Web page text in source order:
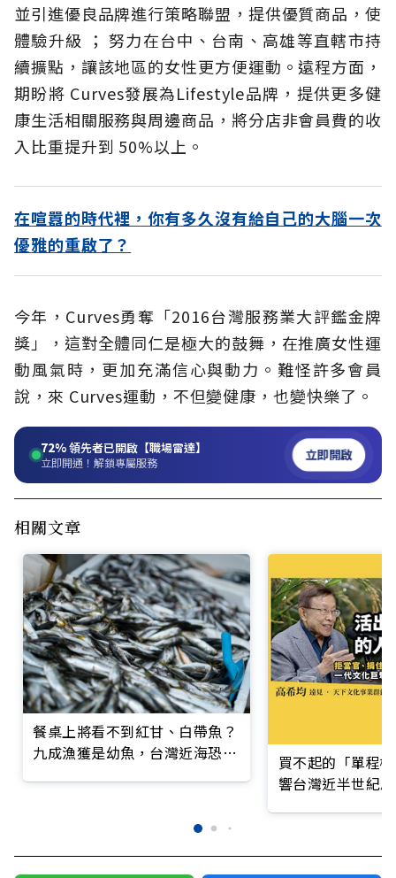
並引進優良品牌進行策略聯盟，提供優質商品，使
體驗升級 ； 努力在台中、台南、高雄等直轄市持
續擴點，讓該地區的女性更方便運動。遠程方面，
期盼將 Curves發展為Lifestyle品牌，提供更多健
康生活相關服務與周邊商品，將分店非會員費的收
入比重提升到 50%以上。
在喧囂的時代裡，你有多久沒有給自己的大腦一次
優雅的重啟了？
今年，Curves勇奪「2016台灣服務業大評鑑金牌
獎」，這對全體同仁是極大的鼓舞，在推廣女性運
動風氣時，更加充滿信心與動力。難怪許多會員
說，來 Curves運動，不但變健康，也變快樂了。
72%領先者已開啟【職場雷達】
立即開通！解鎖專屬服務 立即開啟
相關文章
餐桌上將看不到紅甘、白帶魚？
九成漁獲是幼魚，台灣近海恐無
買不起的「單程
響台灣近半世紀